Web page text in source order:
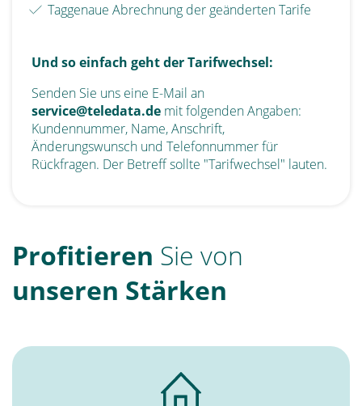
Taggenaue Abrechnung der geänderten Tarife
Und so einfach geht der Tarifwechsel:
Senden Sie uns eine E-Mail an
service@teledata.de mit folgenden Angaben:
Kundennummer, Name, Anschrift,
Änderungswunsch und Telefonnummer für
Rückfragen. Der Betreff sollte "Tarifwechsel" lauten.
Profitieren Sie von
unseren Stärken